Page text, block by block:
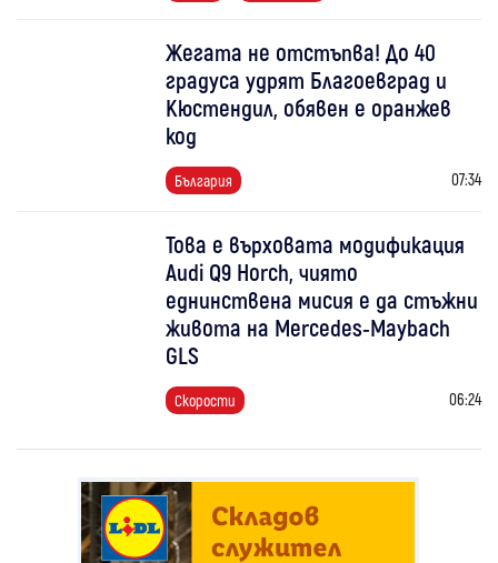
Жегата не отстъпва! До 40
градуса удрят Благоевград и
Кюстендил, обявен е оранжев
код
България 07:34
Това е върховата модификация
Audi Q9 Horch, чиято
еднинствена мисия е да стъжни
живота на Mercedes-Maybach
GLS
Скорости 06:24